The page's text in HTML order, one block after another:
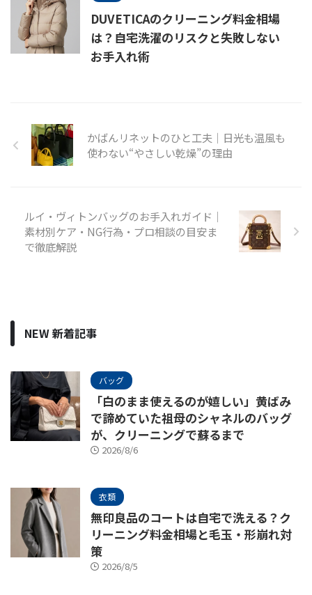
DUVETICAのクリーニング料金相場
は？自宅洗濯のリスクと失敗しない
お手入れ術
かばんリネットのひと工夫｜日光も温風も
使わない“やさしい乾燥”の理由
ルイ・ヴィトンバッグのお手入れガイド｜
素材別ケア・NG行為・プロ相談の目安ま
で徹底解説
NEW 新着記事
バッグ
「白のまま使えるのが嬉しい」黄ばみ
で諦めていた祖母のシャネルのバッグ
が、クリーニングで蘇るまで
2026/8/6
衣類
無印良品のコートは自宅で洗える？ク
リーニング料金相場と毛玉・形崩れ対
策
2026/8/5